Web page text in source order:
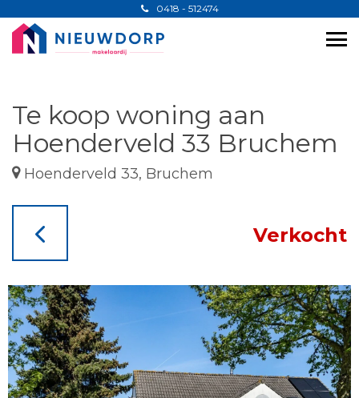
0418 - 512474
Te koop woning aan
Hoenderveld 33 Bruchem
Hoenderveld 33, Bruchem
Verkocht